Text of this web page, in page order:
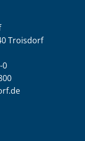
Troisdorf
0